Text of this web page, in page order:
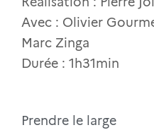
Avec : Olivier
Marc Zinga
Durée : 1h31min
Prendre le large